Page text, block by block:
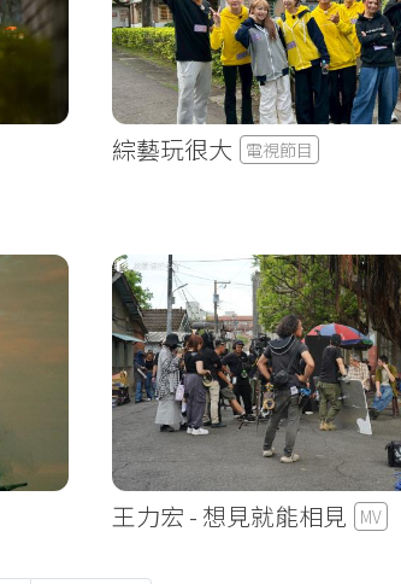
綜藝玩很大 電視節目
王力宏 - 想見就能相見 MV